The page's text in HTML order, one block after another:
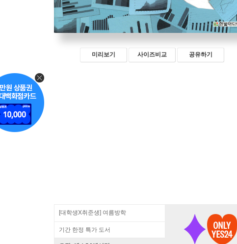
미리보기 사이즈비교 공유하기
[대학생X취준생] 여름방학
기간 한정 특가 도서